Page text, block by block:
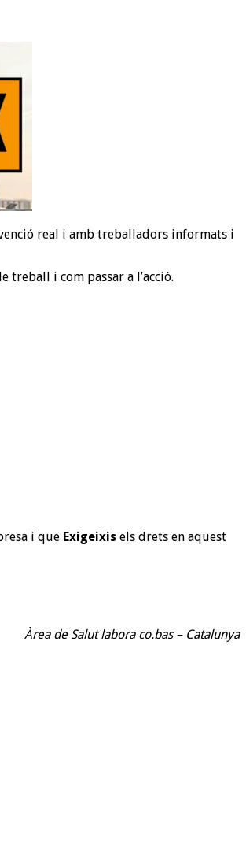
real i amb treballadors informats i
treball i com passar a l’acció.
i que Exigeixis els drets en aquest
Àrea de Salut labora co.bas – Catalunya